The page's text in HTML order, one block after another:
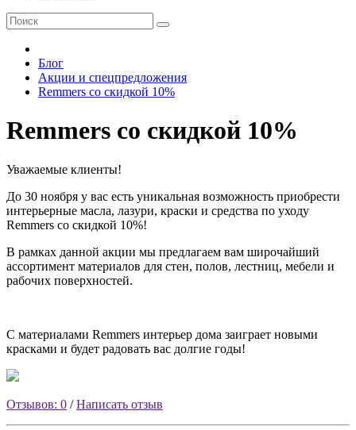
Блог
Акции и спецпредложения
Remmers со скидкой 10%
Remmers со скидкой 10%
Уважаемые клиенты!
До 30 ноября у вас есть уникальная возможность приобрести
интерьерные масла, лазури, краски и средства по уходу
Remmers со скидкой 10%!
В рамках данной акции мы предлагаем вам широчайший
ассортимент материалов для стен, полов, лестниц, мебели и
рабочих поверхностей.
С материалами Remmers интерьер дома заиграет новыми
красками и будет радовать вас долгие годы!
Отзывов: 0 /Написать отзыв